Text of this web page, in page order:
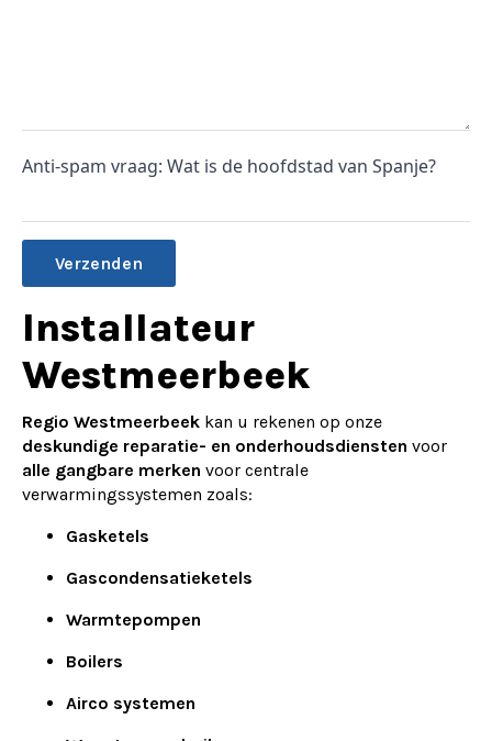
Anti-spam vraag: Wat is de hoofdstad van Spanje?
Alternative:
Installateur
Westmeerbeek
Regio Westmeerbeek kan u rekenen op onze
deskundige reparatie- en onderhoudsdiensten voor
alle gangbare merken voor centrale
verwarmingssystemen zoals:
Gasketels
Gascondensatieketels
Warmtepompen
Boilers
Airco systemen